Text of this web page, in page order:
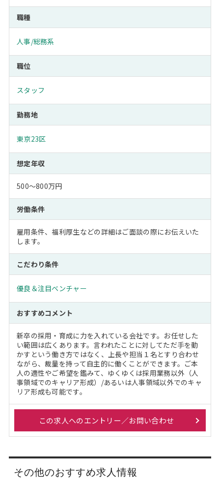
職種
人事/総務系
職位
スタッフ
勤務地
東京23区
想定年収
500～800万円
労働条件
雇用条件、福利厚生などの詳細はご面談の際にお伝えいた
します。
こだわり条件
優良＆注目ベンチャー
おすすめコメント
新卒の採用・育成に力を入れている会社です。お任せした
い範囲は広くあります。言われたことに対してただ手を動
かすという働き方ではなく、上長や担当１名とすり合わせ
ながら、裁量を持って自主的に働くことができます。ご本
人の適性やご希望を鑑みて、ゆくゆくは採用業務以外（人
事領域でのキャリア形成）/あるいは人事領域以外でのキャ
リア形成も可能です。
この求人へのエントリー／お問い合わせ
その他のおすすめ求人情報